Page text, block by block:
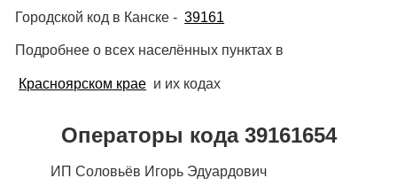
Городской код в Канске - 39161
Подробнее о всех населённых пунктах в
Красноярском крае и их кодах
Операторы кода 39161654
ИП Соловьёв Игорь Эдуардович